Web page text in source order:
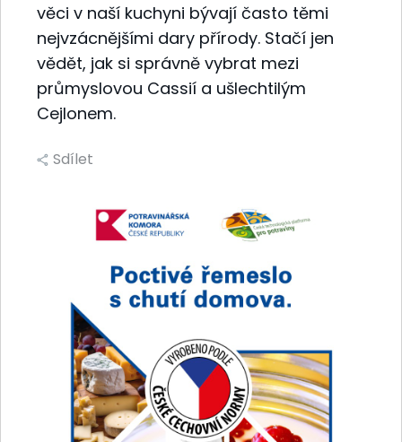
věci v naší kuchyni bývají často těmi
nejvzácnějšími dary přírody. Stačí jen
vědět, jak si správně vybrat mezi
průmyslovou Cassií a ušlechtilým
Cejlonem.
Sdílet